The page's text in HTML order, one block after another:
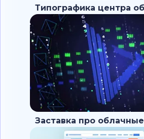
Типографика центра
данных
Заставка про облачные
вычисления и хостинг